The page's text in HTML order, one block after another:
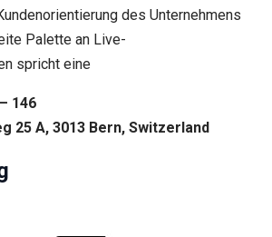
des Unternehmens
Palette an Live-
spricht eine
146
25 A, 3013 Bern, Switzerland